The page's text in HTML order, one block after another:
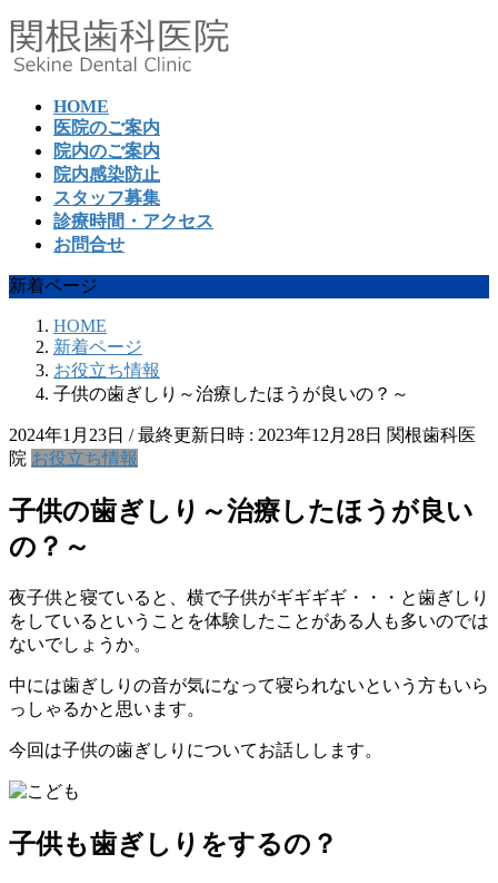
コ
ン
テ
ナ
ビ
ゲ
HOME
医院のご案内
院内のご案内
院内感染防止
スタッフ募集
診療時間・アクセス
お問合せ
新着ページ
HOME
新着ページ
お役立ち情報
子供の歯ぎしり～治療したほうが良いの？～
2024年1月23日 / 最終更新日時 : 2023年12月28日 関根歯科医
院 お役立ち情報
子供の歯ぎしり～治療したほうが良い
の？～
夜子供と寝ていると、横で子供がギギギギ・・・と歯ぎしり
をしているということを体験したことがある人も多いのでは
ないでしょうか。
中には歯ぎしりの音が気になって寝られないという方もいら
っしゃるかと思います。
今回は子供の歯ぎしりについてお話しします。
子供も歯ぎしりをするの？